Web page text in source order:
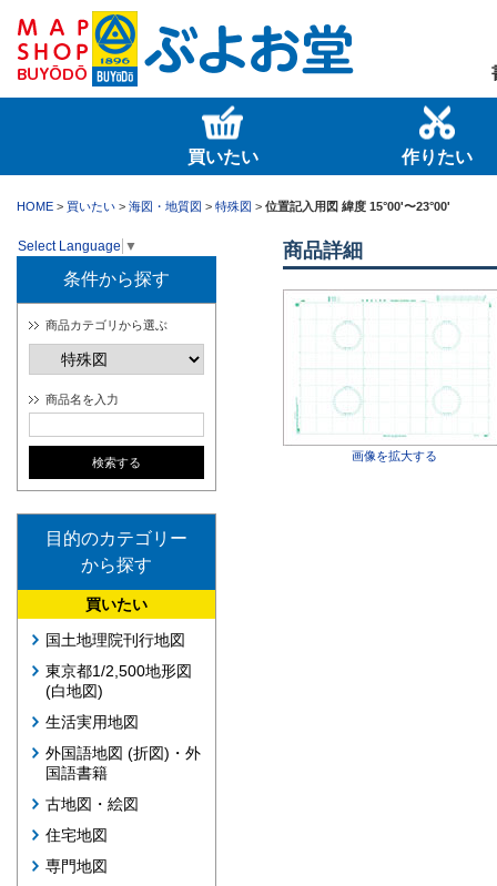
買いたい 作りたい
HOME > 買いたい > 海図・地質図 > 特殊図 > 位置記入用図 緯度 15°00'〜23°00'
Select Language ▼
条件から探す
商品カテゴリから選ぶ
商品名を入力
目的のカテゴリー
から探す
買いたい
国土地理院刊行地図
東京都1/2,500地形図
(白地図)
生活実用地図
外国語地図 (折図)・外
国語書籍
古地図・絵図
住宅地図
専門地図
商品詳細
画像を拡大する